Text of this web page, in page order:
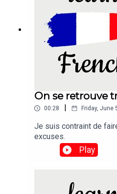
On se retrouve
00:28 Friday, June
Je suis contraint de
excuses.
Play